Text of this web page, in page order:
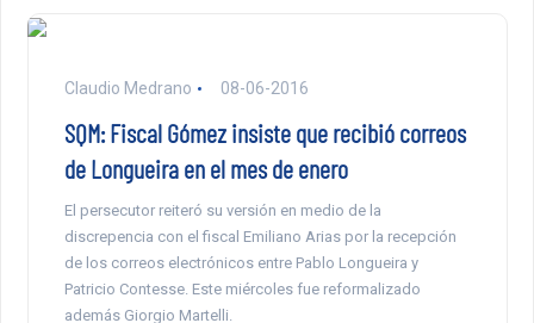
Claudio Medrano 08-06-2016
SQM: Fiscal Gómez insiste que recibió correos
de Longueira en el mes de enero
El persecutor reiteró su versión en medio de la
discrepencia con el fiscal Emiliano Arias por la recepción
de los correos electrónicos entre Pablo Longueira y
Patricio Contesse. Este miércoles fue reformalizado
además Giorgio Martelli.